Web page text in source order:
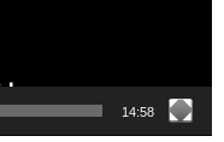
14:58